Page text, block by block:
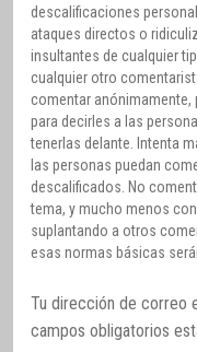
descalificaciones
ataques directos o
insultantes de cualquier
cualquier otro
comentar
para decirles a las
tenerlas delante. Intenta
las personas puedan
descalificados. No
tema, y mucho menos
suplantando a otros
esas normas básicas
Tu dirección de correo
campos obligatorios